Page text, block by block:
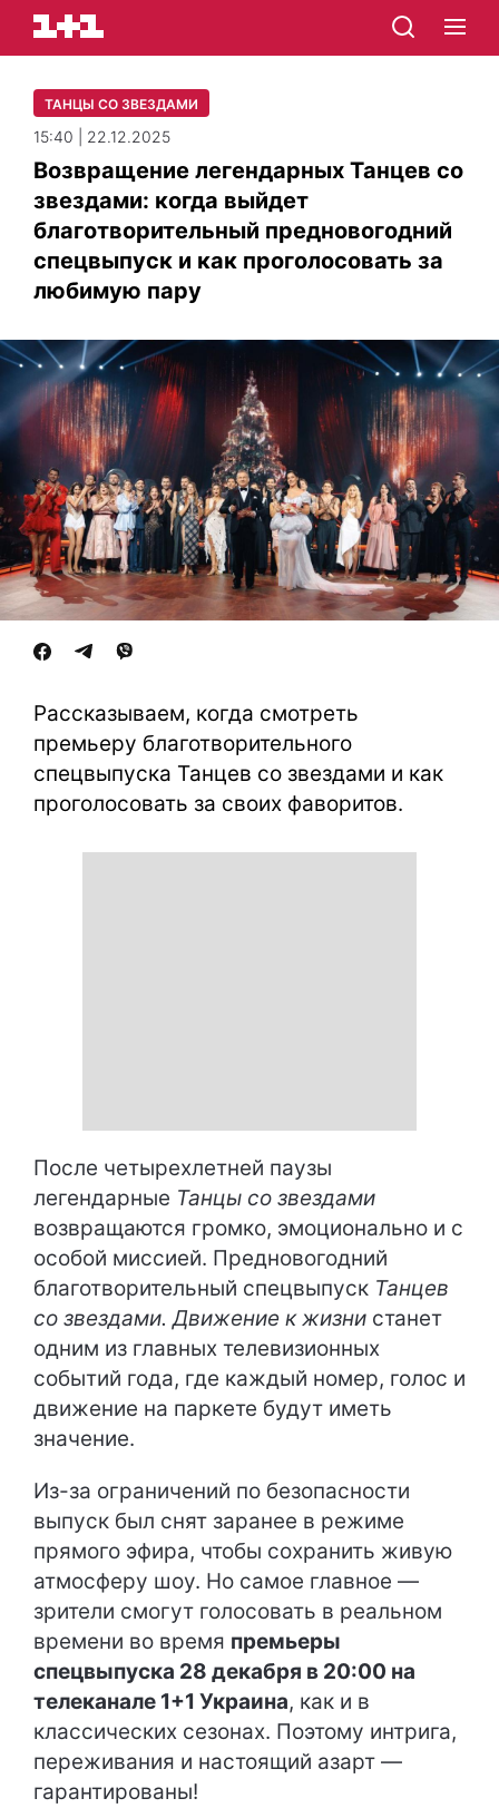
ТАНЦЫ СО ЗВЕЗДАМИ
15:40 | 22.12.2025
Возвращение легендарных Танцев со
звездами: когда выйдет
благотворительный предновогодний
спецвыпуск и как проголосовать за
любимую пару
Рассказываем, когда смотреть
премьеру благотворительного
спецвыпуска Танцев со звездами и как
проголосовать за своих фаворитов.
После четырехлетней паузы
легендарные Танцы со звездами
возвращаются громко, эмоционально и с
особой миссией. Предновогодний
благотворительный спецвыпуск Танцев
со звездами. Движение к жизни станет
одним из главных телевизионных
событий года, где каждый номер, голос и
движение на паркете будут иметь
значение.
Из-за ограничений по безопасности
выпуск был снят заранее в режиме
прямого эфира, чтобы сохранить живую
атмосферу шоу. Но самое главное —
зрители смогут голосовать в реальном
времени во время премьеры
спецвыпуска 28 декабря в 20:00 на
телеканале 1+1 Украина, как и в
классических сезонах. Поэтому интрига,
переживания и настоящий азарт —
гарантированы!